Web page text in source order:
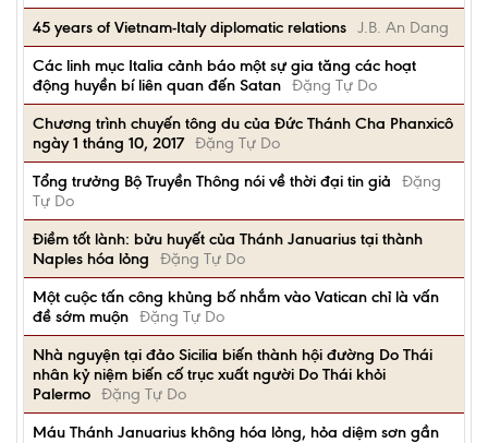
45 years of Vietnam-Italy diplomatic relations J.B. An Dang
Các linh mục Italia cảnh báo một sự gia tăng các hoạt
động huyền bí liên quan đến Satan Đặng Tự Do
Chương trình chuyến tông du của Đức Thánh Cha Phanxicô
ngày 1 tháng 10, 2017 Đặng Tự Do
Tổng trưởng Bộ Truyền Thông nói về thời đại tin giả
Đặng
Tự Do
Điềm tốt lành: bửu huyết của Thánh Januarius tại thành
Naples hóa lỏng
Đặng Tự Do
Một cuộc tấn công khủng bố nhắm vào Vatican chỉ là vấn
đề sớm muộn Đặng Tự Do
Nhà nguyện tại đảo Sicilia biến thành hội đường Do Thái
nhân kỷ niệm biến cố trục xuất người Do Thái khỏi
Palermo Đặng Tự Do
Máu Thánh Januarius không hóa lỏng, hỏa diệm sơn gần